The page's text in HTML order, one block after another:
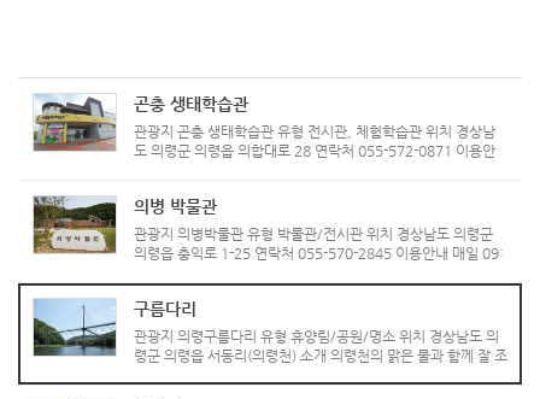
곤충 생태학습관
관광지 곤충 생태학습관 유형 전시관, 체험학습관 위치 경상남
도 의령군 의령읍 의합대로 28 연락처 055-572-0871 이용안
충생태학...
의병 박물관
관광지 의병박물관 유형 박물관/전시관 위치 경상남도 의령군
의령읍 충익로 1-25 연락처 055-570-2845 이용안내 매일 09:
병박물관은 기존의 의령군민문화회관 내에 위치하고 있던 의령
박물관을 ...
구름다리
관광지 의령구름다리 유형 휴양림/공원/명소 위치 경상남도 의
령군 의령읍 서동리(의령천) 소개 의령천의 맑은 물과 함께 잘 조